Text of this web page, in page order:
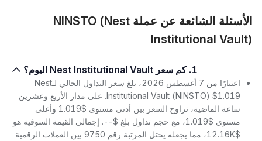
الأسئلة الشائعة عن عملة NINSTO (Nest
Institutional Vault)
1. كم سعر Nest Institutional Vault اليوم؟
اعتبارًا من 7 أغسطس 2026، بلغ سعر التداول الحالي لـNest
Institutional Vault (NINSTO) $1.019. على مدار الأربع وعشرين
ساعة الماضية، تراوح السعر بين أدنى مستوى $1.019 وأعلى
مستوى $1.019، مع حجم تداول بلغ $--. إجمالي القيمة السوقية هو
$12.16K، مما يجعله يحتل المرتبة رقم 9750 بين العملات الرقمية